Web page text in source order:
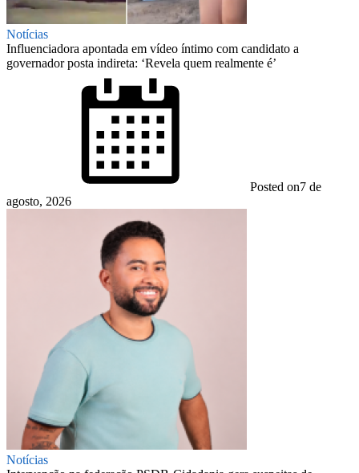
Notícias
Influenciadora apontada em vídeo íntimo com candidato a
governador posta indireta: ‘Revela quem realmente é’
Posted on7 de
agosto, 2026
Notícias